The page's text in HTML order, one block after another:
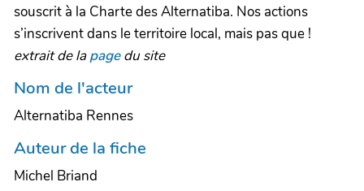
souscrit à la Charte des Alternatiba. Nos actions
s’inscrivent dans le territoire local, mais pas que !
extrait de lapagedu site
Nom de l'acteur
Alternatiba Rennes
Auteur de la fiche
Michel Briand